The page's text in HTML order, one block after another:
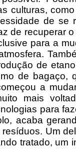
culturas,
de se
de recuperar
para a
de
de bagaço,
a
mais
para
acaba
Um
tratado, um